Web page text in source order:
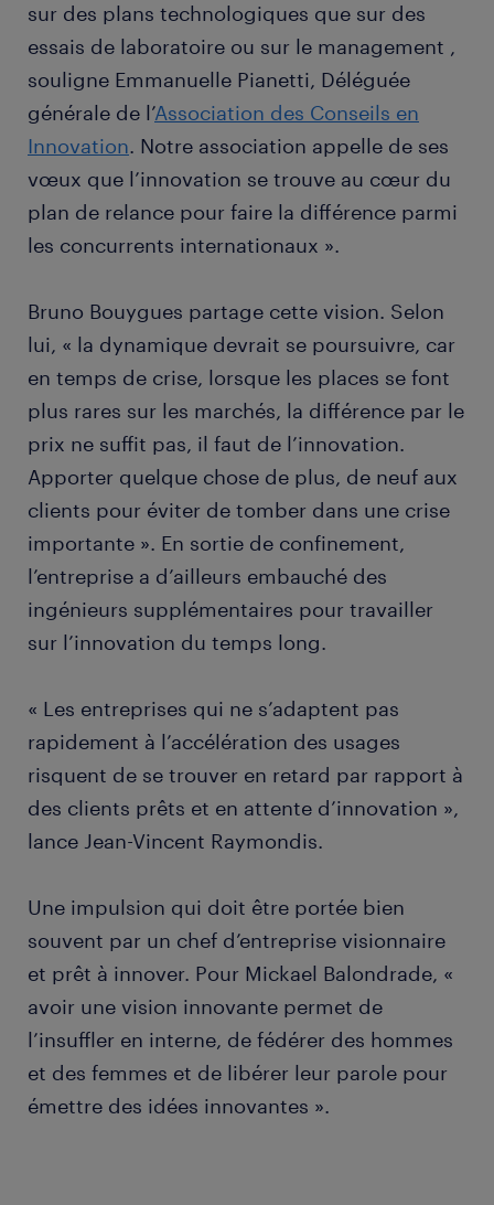
sur des plans technologiques que sur des
essais de laboratoire ou sur le management ,
souligne Emmanuelle Pianetti, Déléguée
générale de l’Association des Conseils en
Innovation. Notre association appelle de ses
vœux que l’innovation se trouve au cœur du
plan de relance pour faire la différence parmi
les concurrents internationaux ».
Bruno Bouygues partage cette vision. Selon
lui, « la dynamique devrait se poursuivre, car
en temps de crise, lorsque les places se font
plus rares sur les marchés, la différence par le
prix ne suffit pas, il faut de l’innovation.
Apporter quelque chose de plus, de neuf aux
clients pour éviter de tomber dans une crise
importante ». En sortie de confinement,
l’entreprise a d’ailleurs embauché des
ingénieurs supplémentaires pour travailler
sur l’innovation du temps long.
« Les entreprises qui ne s’adaptent pas
rapidement à l’accélération des usages
risquent de se trouver en retard par rapport à
des clients prêts et en attente d’innovation »,
lance Jean-Vincent Raymondis.
Une impulsion qui doit être portée bien
souvent par un chef d’entreprise visionnaire
et prêt à innover. Pour Mickael Balondrade, «
avoir une vision innovante permet de
l’insuffler en interne, de fédérer des hommes
et des femmes et de libérer leur parole pour
émettre des idées innovantes ».